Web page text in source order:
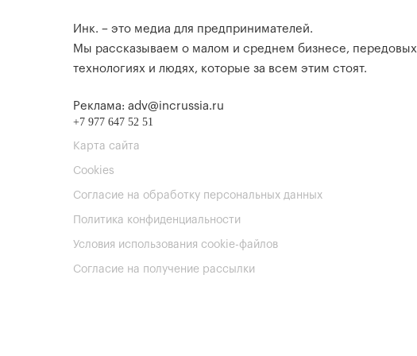
Инк. – это медиа для предпринимателей.
Мы рассказываем о малом и среднем бизнесе, передовых
технологиях и людях, которые за всем этим стоят.
Реклама: adv@incrussia.ru
+7 977 647 52 51
Карта сайта
Cookies
Согласие на обработку персональных данных
Политика конфиденциальности
Условия использования cookie-файлов
Согласие на получение рассылки